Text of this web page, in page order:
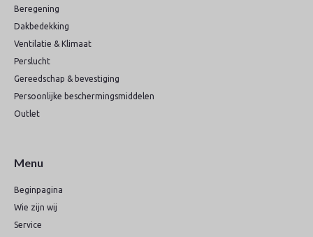
Beregening
Dakbedekking
Ventilatie & Klimaat
Perslucht
Gereedschap & bevestiging
Persoonlijke beschermingsmiddelen
Outlet
Menu
Beginpagina
Wie zijn wij
Service